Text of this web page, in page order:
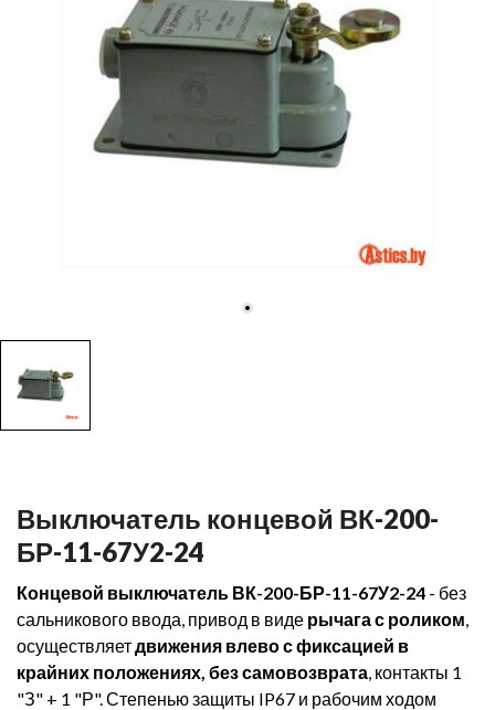
Выключатель концевой ВК-200-
БР-11-67У2-24
Концевой выключатель ВК-200-БР-11-67У2-24 - без
сальникового ввода, привод в виде рычага с роликом
осуществляет движения влево с фиксацией в
крайних положениях, без самовозврата , контакты 1
"З" + 1 "Р". Степенью защиты IP67 и рабочим ходом